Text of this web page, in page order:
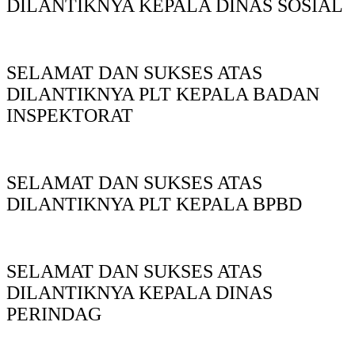
DILANTIKNYA KEPALA DINAS SOSIAL
SELAMAT DAN SUKSES ATAS
DILANTIKNYA PLT KEPALA BADAN
INSPEKTORAT
SELAMAT DAN SUKSES ATAS
DILANTIKNYA PLT KEPALA BPBD
SELAMAT DAN SUKSES ATAS
DILANTIKNYA KEPALA DINAS
PERINDAG